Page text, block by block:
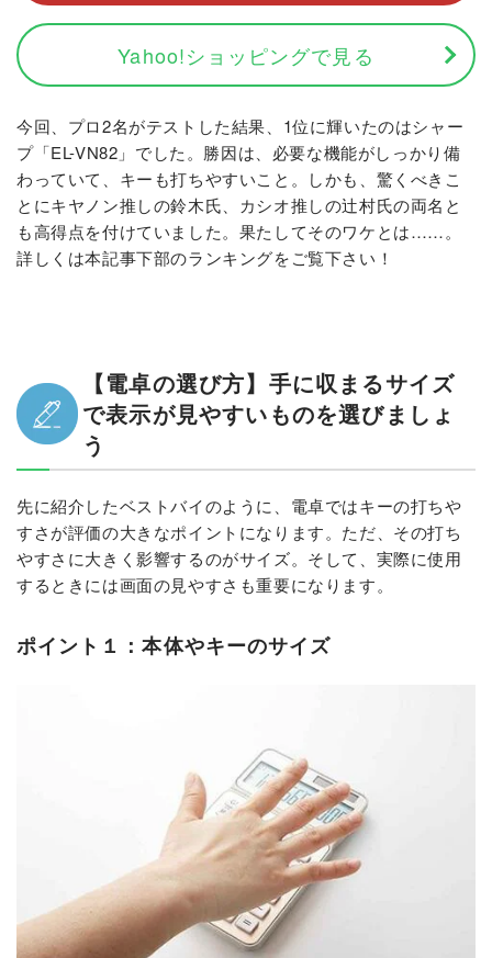
Yahoo!ショッピングで見る
今回、プロ2名がテストした結果、1位に輝いたのはシャー
プ「EL-VN82」でした。勝因は、必要な機能がしっかり備
わっていて、キーも打ちやすいこと。しかも、驚くべきこ
とにキヤノン推しの鈴木氏、カシオ推しの辻村氏の両名と
も高得点を付けていました。果たしてそのワケとは……。
詳しくは本記事下部のランキングをご覧下さい！
【電卓の選び方】手に収まるサイズ
で表示が見やすいものを選びましょ
う
先に紹介したベストバイのように、電卓ではキーの打ちや
すさが評価の大きなポイントになります。ただ、その打ち
やすさに大きく影響するのがサイズ。そして、実際に使用
するときには画面の見やすさも重要になります。
ポイント１：本体やキーのサイズ